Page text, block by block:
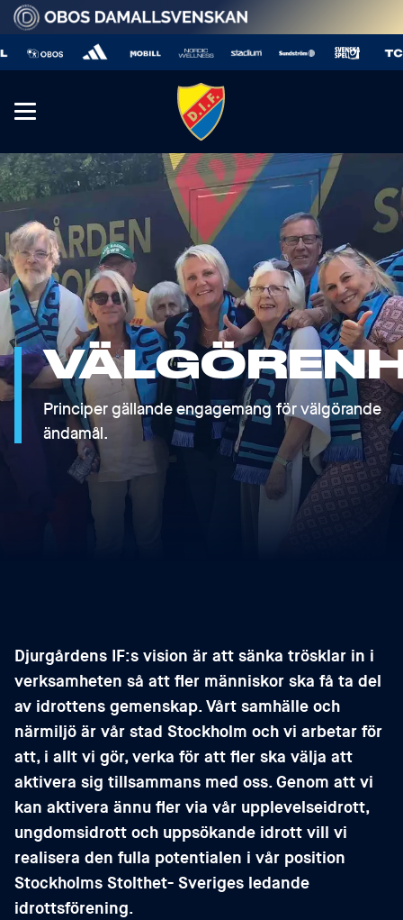
Principer gällande engagemang för välgörande
ändamål.
Djurgårdens IF:s vision är att sänka trösklar in i
verksamheten så att fler människor ska få ta del
av idrottens gemenskap. Vårt samhälle och
närmiljö är vår stad Stockholm och vi arbetar för
att, i allt vi gör, verka för att fler ska välja att
aktivera sig tillsammans med oss. Genom att vi
kan aktivera ännu fler via vår upplevelseidrott,
ungdomsidrott och uppsökande idrott vill vi
realisera den fulla potentialen i vår position
Stockholms Stolthet- Sveriges ledande
idrottsförening.